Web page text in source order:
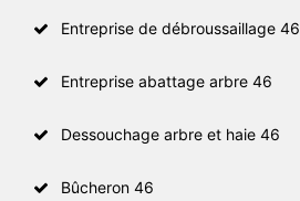
Entreprise de débroussaillage 46
Entreprise abattage arbre 46
Dessouchage arbre et haie 46
Bûcheron 46